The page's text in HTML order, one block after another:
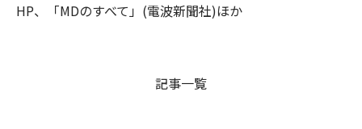
HP、「MDのすべて」(電波新聞社)ほか
記事一覧